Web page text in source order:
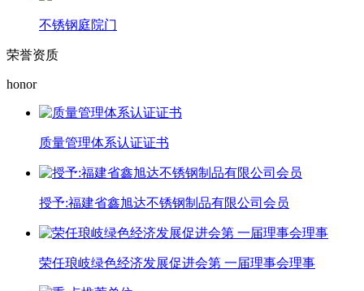
不锈钢庭院门
荣誉资质
honor
质量管理体系认证证书
授予:福建省鑫旭达不锈钢制品有限公司会员
荣任琅岐绿色经济发展促进会第 一届理事会理事